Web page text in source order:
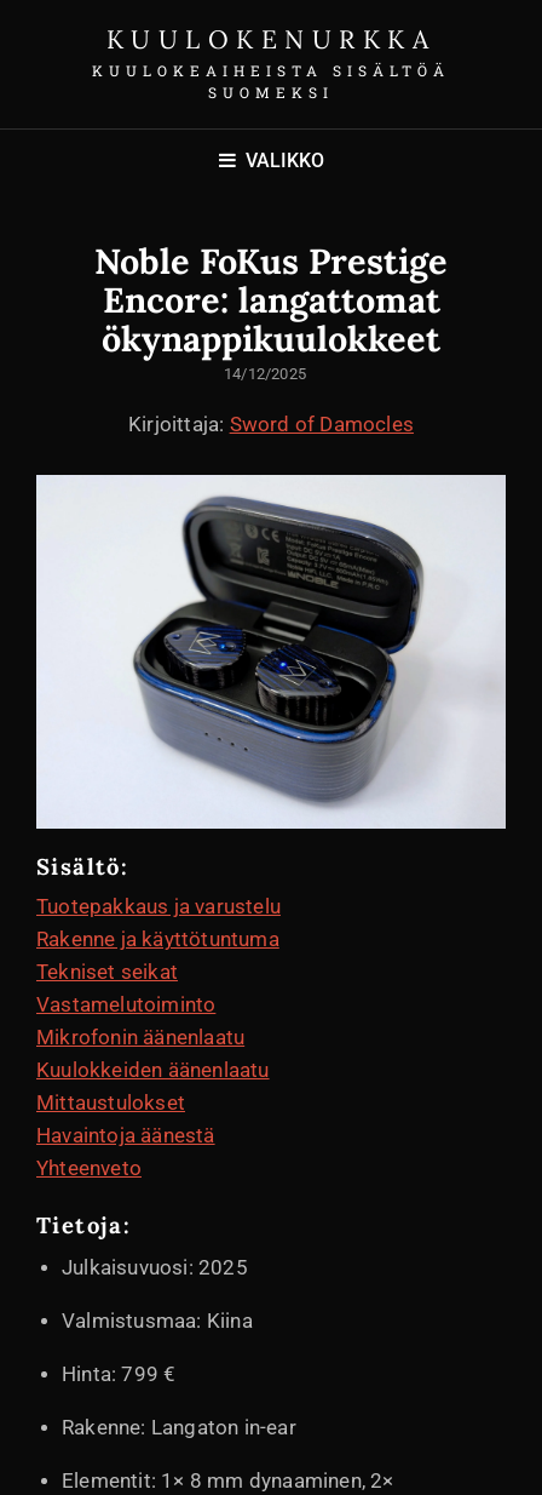
KUULOKENURKKA
KUULOKEAIHEISTA SISÄLTÖÄ
SUOMEKSI
VALIKKO
Noble FoKus Prestige
Encore: langattomat
ökynappikuulokkeet
LÄHETETTY
14/12/2025
Kirjoittaja: Sword of Damocles
Sisältö:
Tuotepakkaus ja varustelu
Rakenne ja käyttötuntuma
Tekniset seikat
Vastamelutoiminto
Mikrofonin äänenlaatu
Kuulokkeiden äänenlaatu
Mittaustulokset
Havaintoja äänestä
Yhteenveto
Tietoja:
Julkaisuvuosi: 2025
Valmistusmaa: Kiina
Hinta: 799 €
Rakenne: Langaton in-ear
Elementit: 1× 8 mm dynaaminen, 2×